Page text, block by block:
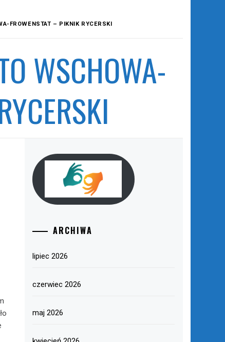
FROWENSTAT – PIKNIK RYCERSKI
WSCHOWA-
ARCHIWA
lipiec 2026
czerwiec 2026
maj 2026